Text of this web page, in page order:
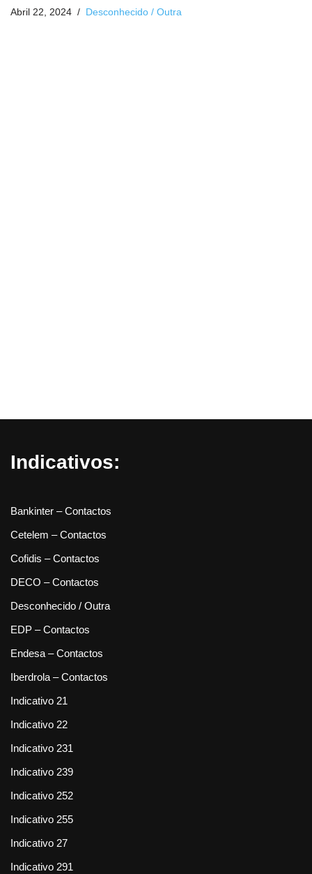
Abril 22, 2024 Desconhecido / Outra
Indicativos:
Bankinter – Contactos
Cetelem – Contactos
Cofidis – Contactos
DECO – Contactos
Desconhecido / Outra
EDP – Contactos
Endesa – Contactos
Iberdrola – Contactos
Indicativo 21
Indicativo 22
Indicativo 231
Indicativo 239
Indicativo 252
Indicativo 255
Indicativo 27
Indicativo 291